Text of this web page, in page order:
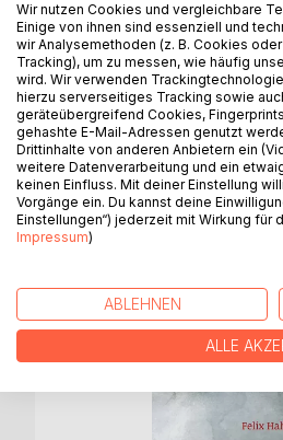
Für ein komplettes
zwischendurch.
WEITERE
Wir nutzen Cookies und vergleichbare
Einige von ihnen sind essenziell und
wir Analysemethoden (z. B. Cookies
Tracking), um zu messen, wie häufig
wird. Wir verwenden
hierzu serverseitiges Tracking sowie
geräteübergreifend Cookies,
gehashte E-Mail-Adressen genutzt
Drittinhalte von anderen Anbietern ein
weitere Datenverarbeitung und ein
keinen Einfluss. Mit deiner Einstellung
Vorgänge ein. Du kannst deine
Einstellungen“) jederzeit mit Wirkung für
Impressum)
ABLEHNEN
ALLE